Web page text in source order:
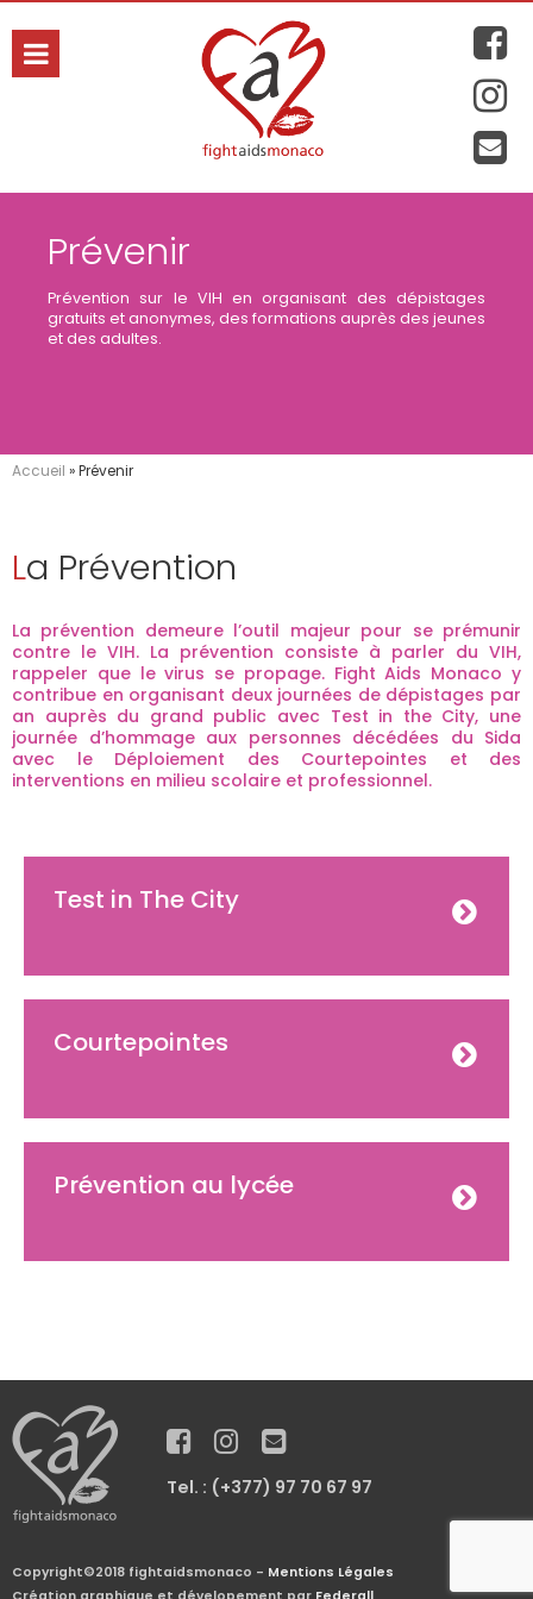
Prévenir
Prévention sur le VIH en organisant des dépistages
gratuits et anonymes, des formations auprès des jeunes
et des adultes.
Accueil »Prévenir
La Prévention
La prévention demeure l’outil majeur pour se prémunir
contre le VIH. La prévention consiste à parler du VIH,
rappeler que le virus se propage. Fight Aids Monaco y
contribue en organisant deux journées de dépistages par
an auprès du grand public avec Test in the City, une
journée d’hommage aux personnes décédées du Sida
avec le Déploiement des Courtepointes et des
interventions en milieu scolaire et professionnel.
Test in The City
Courtepointes
Prévention au lycée
Tel. : (+377) 97 70 67 97
Copyright©2018 fightaidsmonaco - Mentions Légales